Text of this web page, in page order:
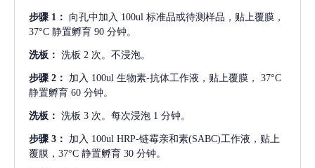
步骤 1： 向孔中加入 100ul 标准品或待测样品，贴上覆膜，
37°C 静置孵育 90 分钟。
洗板： 洗板 2 次。不浸泡。
步骤 2： 加入 100ul 生物素-抗体工作液，贴上覆膜， 37°C
静置孵育 60 分钟。
洗板： 洗板 3 次。每次浸泡 1 分钟。
步骤 3： 加入 100ul HRP-链霉亲和素(SABC)工作液，贴上
覆膜，37°C 静置孵育 30 分钟。